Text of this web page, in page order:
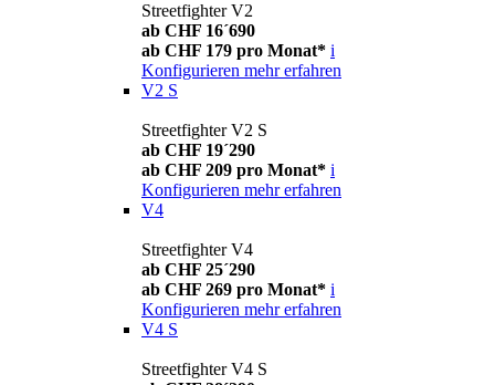
Streetfighter V2
ab CHF 16´690
ab CHF 179 pro Monat* i
Konfigurieren mehr erfahren
V2 S
Streetfighter V2 S
ab CHF 19´290
ab CHF 209 pro Monat* i
Konfigurieren mehr erfahren
V4
Streetfighter V4
ab CHF 25´290
ab CHF 269 pro Monat* i
Konfigurieren mehr erfahren
V4 S
Streetfighter V4 S